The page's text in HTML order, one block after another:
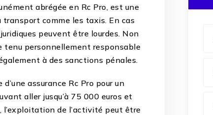
abrégée en Rc Pro, est une
comme les taxis. En cas
peuvent être lourdes. Non
tenu personnellement responsable
à des sanctions pénales.
assurance Rc Pro pour un
aller jusqu’à 75 000 euros et
l’exploitation de l’activité peut être